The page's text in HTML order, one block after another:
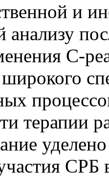
и
С-
терапии
СРБ